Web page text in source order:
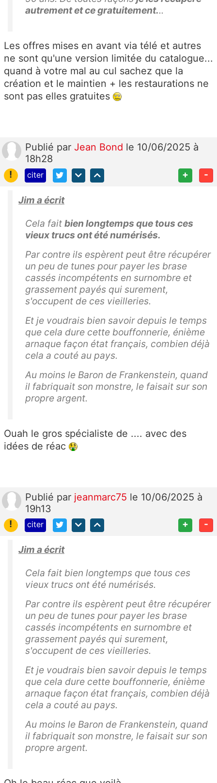
autrement et ce gratuitement...
Les offres mises en avant via télé et autres
ne sont qu'une version limitée du catalogue...
quand à votre mal au cul sachez que la
création et le maintien + les restaurations ne
sont pas elles gratuites
Publié par Jean Bond le 10/06/2025 à
18h28
!
citer + -
Jim a écrit
Cela fait bien longtemps que tous ces
vieux trucs ont été numérisés.
Par contre ils espèrent peut être récupérer
un peu de tunes pour payer les brase
cassés incompétents en surnombre et
grassement payés qui surement,
s'occupent de ces vieilleries.
Et je voudrais bien savoir depuis le temps
que cela dure cette bouffonnerie, énième
arnaque façon état français, combien déjà
cela a couté au pays.
Au moins le Baron de Frankenstein, quand
il fabriquait son monstre, le faisait sur son
propre argent.
Ouah le gros spécialiste de .... avec des
idées de réac
Publié par jeanmarc75 le 10/06/2025 à
19h13
!
citer + -
Jim a écrit
Cela fait bien longtemps que tous ces
vieux trucs ont été numérisés.
Par contre ils espèrent peut être récupérer
un peu de tunes pour payer les brase
cassés incompétents en surnombre et
grassement payés qui surement,
s'occupent de ces vieilleries.
Et je voudrais bien savoir depuis le temps
que cela dure cette bouffonnerie, énième
arnaque façon état français, combien déjà
cela a couté au pays.
Au moins le Baron de Frankenstein, quand
il fabriquait son monstre, le faisait sur son
propre argent.